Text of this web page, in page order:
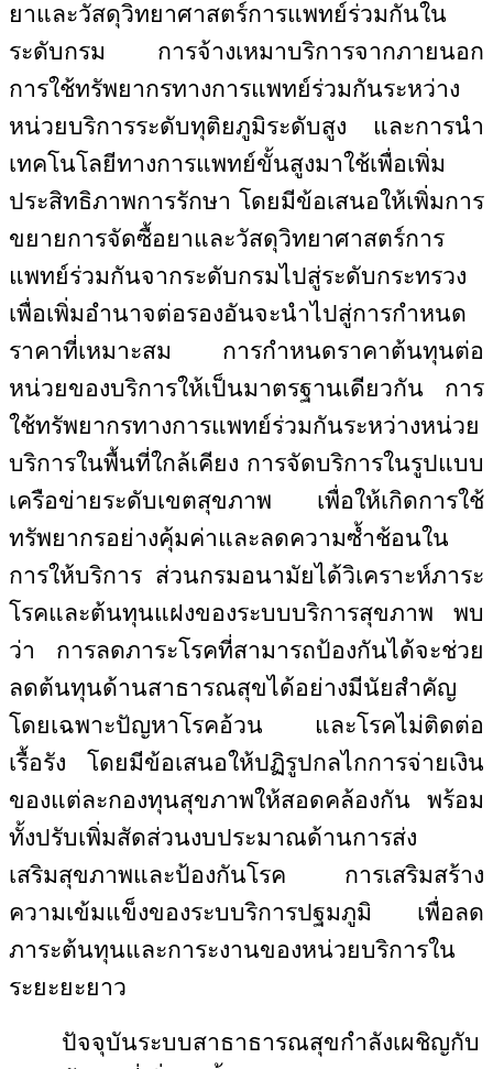
ยาและวัสดุวิทยาศาสตร์การแพทย์ร่วมกันใน
ระดับกรม การจ้างเหมาบริการจากภายนอก
การใช้ทรัพยากรทางการแพทย์ร่วมกันระหว่าง
หน่วยบริการระดับทุติยภูมิระดับสูง และการนำ
เทคโนโลยีทางการแพทย์ขั้นสูงมาใช้เพื่อเพิ่ม
ประสิทธิภาพการรักษา โดยมีข้อเสนอให้เพิ่มการ
ขยายการจัดซื้อยาและวัสดุวิทยาศาสตร์การ
แพทย์ร่วมกันจากระดับกรมไปสู่ระดับกระทรวง
เพื่อเพิ่มอำนาจต่อรองอันจะนำไปสู่การกำหนด
ราคาที่เหมาะสม การกำหนดราคาต้นทุนต่อ
หน่วยของบริการให้เป็นมาตรฐานเดียวกัน การ
ใช้ทรัพยากรทางการแพทย์ร่วมกันระหว่างหน่วย
บริการในพื้นที่ใกล้เคียง การจัดบริการในรูปแบบ
เครือข่ายระดับเขตสุขภาพ เพื่อให้เกิดการใช้
ทรัพยากรอย่างคุ้มค่าและลดความซ้ำช้อนใน
การให้บริการ ส่วนกรมอนามัยได้วิเคราะห์ภาระ
โรคและต้นทุนแฝงของระบบบริการสุขภาพ พบ
ว่า การลดภาระโรคที่สามารถป้องกันได้จะช่วย
ลดต้นทุนด้านสาธารณสุขได้อย่างมีนัยสำคัญ
โดยเฉพาะปัญหาโรคอ้วน และโรคไม่ติดต่อ
เรื้อรัง โดยมีข้อเสนอให้ปฏิรูปกลไกการจ่ายเงิน
ของแต่ละกองทุนสุขภาพให้สอดคล้องกัน พร้อม
ทั้งปรับเพิ่มสัดส่วนงบประมาณด้านการส่ง
เสริมสุขภาพและป้องกันโรค การเสริมสร้าง
ความเข้มแข็งของระบบริการปฐมภูมิ เพื่อลด
ภาระต้นทุนและการะงานของหน่วยบริการใน
ระยะยะยาว
ปัจจุบันระบบสาธาธารณสุขกำลังเผชิญกับ